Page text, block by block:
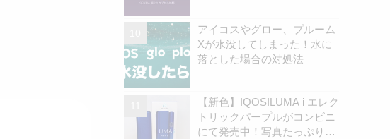
柄 | アイコスさん
アイコスやグロー、プルーム
Xが水没してしまった！水に
落とした場合の対処法
【新色】IQOSILUMA i エレク
トリックパープルがコンビニ
にて発売中！写真たっぷりで